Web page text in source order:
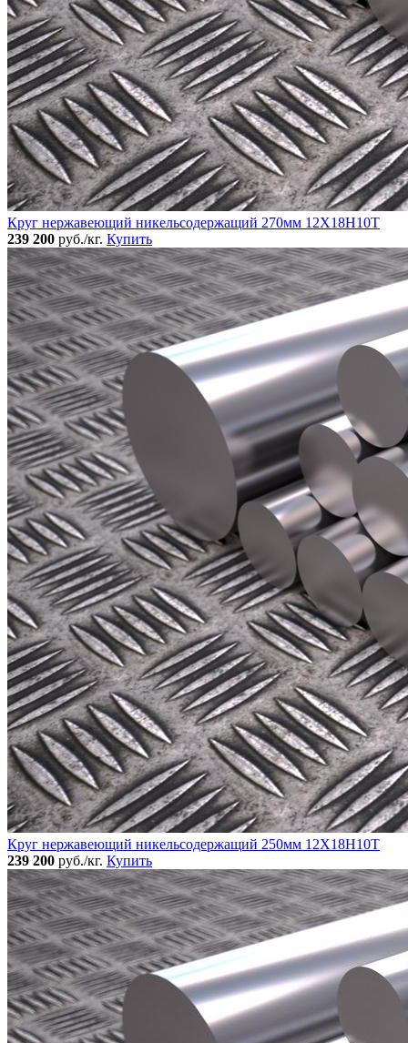
Круг нержавеющий никельсодержащий 270мм 12Х18Н10Т
239 200 руб./кг. Купить
Круг нержавеющий никельсодержащий 250мм 12Х18Н10Т
239 200 руб./кг. Купить